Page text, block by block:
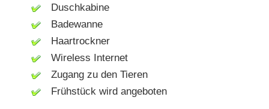
Duschkabine
Badewanne
Haartrockner
Wireless Internet
Zugang zu den Tieren
Frühstück wird angeboten